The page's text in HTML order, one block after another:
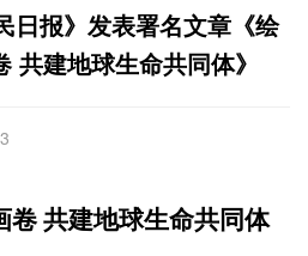
日报》发表署名文章《绘
共建地球生命共同体》
卷 共建地球生命共同体